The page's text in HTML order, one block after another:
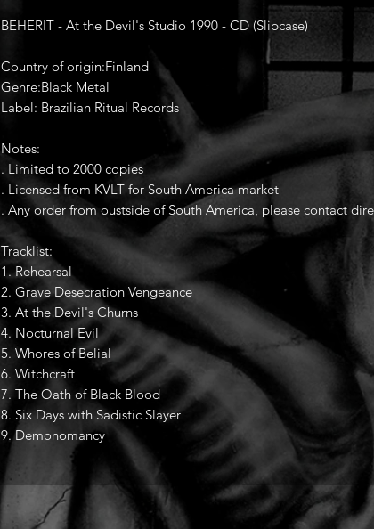
BEHERIT - At the Devil's Studio 1990 - CD (Slipcase)
Country of origin:Finland
Genre:Black Metal
Label: Brazilian Ritual Records
Notes:
. Limited to 2000 copies
. Licensed from KVLT for South America market
. Any order from oustside of South America, please contact
Tracklist:
1. Rehearsal
2. Grave Desecration Vengeance
3. At the Devil's Churns
4. Nocturnal Evil
5. Whores of Belial
6. Witchcraft
7. The Oath of Black Blood
8. Six Days with Sadistic Slayer
9. Demonomancy